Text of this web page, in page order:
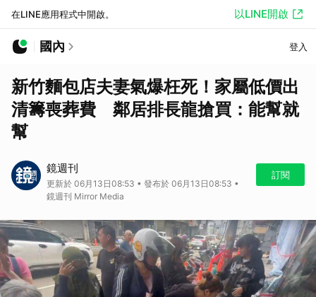
在LINE應用程式中開啟。 以LINE開啟
國內 登入
新竹麵包店夫妻氣爆枉死！家屬低價出
清籌喪葬費 鄰居排長龍搶買：能幫就
幫
鏡週刊
更新於 06月13日08:53 • 發布於 06月13日08:53 •
鏡週刊 Mirror Media
訂閱